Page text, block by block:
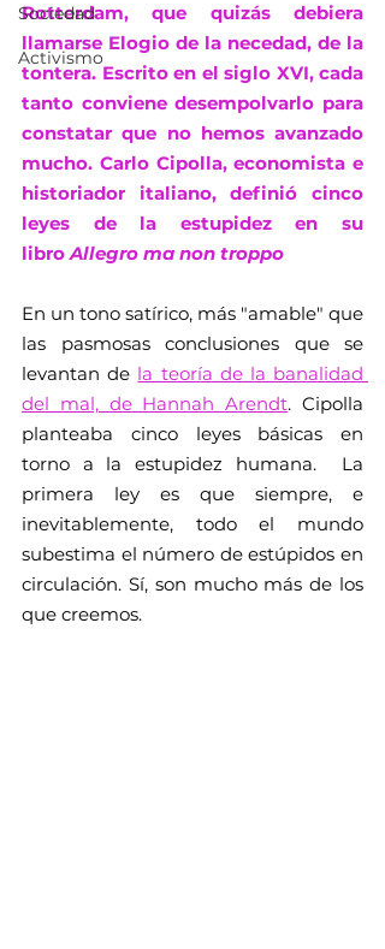
Sociedad
Activismo
Rotterdam, que quizás debiera
llamarse Elogio de la necedad, de la
tontera. Escrito en el siglo XVI, cada
tanto conviene desempolvarlo para
constatar que no hemos avanzado
mucho. Carlo Cipolla, economista e
historiador italiano, definió cinco
leyes de la estupidez en su
libro Allegro ma non troppo
En un tono satírico, más "amable" que
las pasmosas conclusiones que se
levantan de la teoría de la banalidad
del mal, de Hannah Arendt. Cipolla
planteaba cinco leyes básicas en
torno a la estupidez humana.  La
primera ley es que siempre, e
inevitablemente, todo el mundo
subestima el número de estúpidos en
circulación. Sí, son mucho más de los
que creemos.